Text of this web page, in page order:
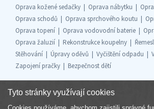
Oprava kožené sedačky
Oprava nábytku
Oprava schodů
Oprava sprchového koutu
Oprava topení
Oprava vodovodní baterie
Oprava žaluzií
Rekonstrukce koupelny
Stěhování
Úpravy oděvů Vyčištění odpadu
Zapojení pračky
Bezpečnost dětí
Tyto stránky využívají cookies